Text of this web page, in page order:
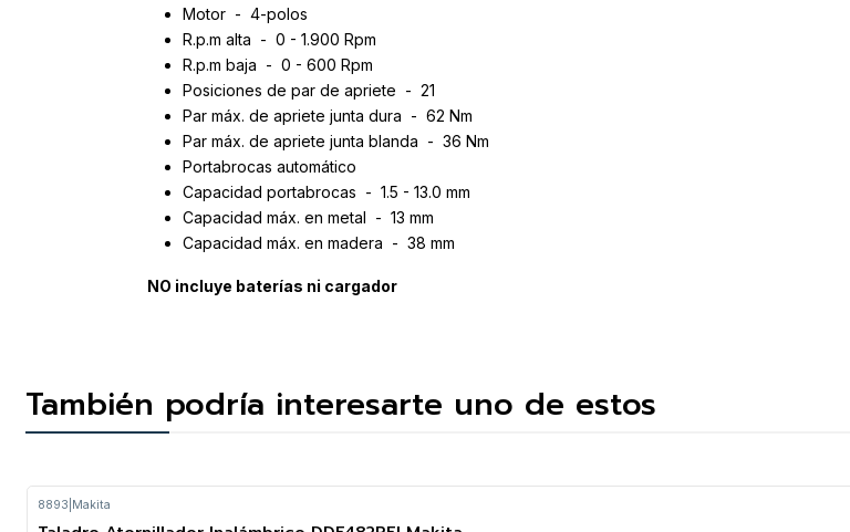
Motor - 4-polos
R.p.m alta - 0 - 1.900 Rpm
R.p.m baja - 0 - 600 Rpm
Posiciones de par de apriete - 21
Par máx. de apriete junta dura - 62 Nm
Par máx. de apriete junta blanda - 36 Nm
Portabrocas automático
Capacidad portabrocas - 1.5 - 13.0 mm
Capacidad máx. en metal - 13 mm
Capacidad máx. en madera - 38 mm
NO incluye baterías ni cargador
También podría interesarte uno de estos
8893 Makita